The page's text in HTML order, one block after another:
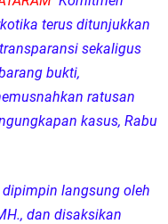
terus ditunjukkan
sekaligus
bukti,
ratusan
kasus, Rabu
langsung oleh
dan disaksikan